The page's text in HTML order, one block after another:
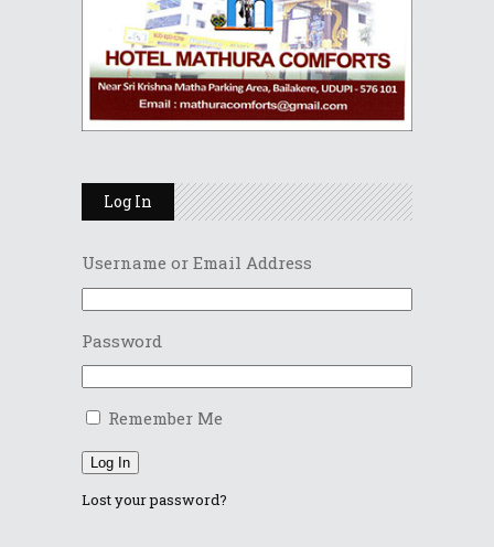
Log In
Username or Email Address
Password
Remember Me
Log In
Lost your password?